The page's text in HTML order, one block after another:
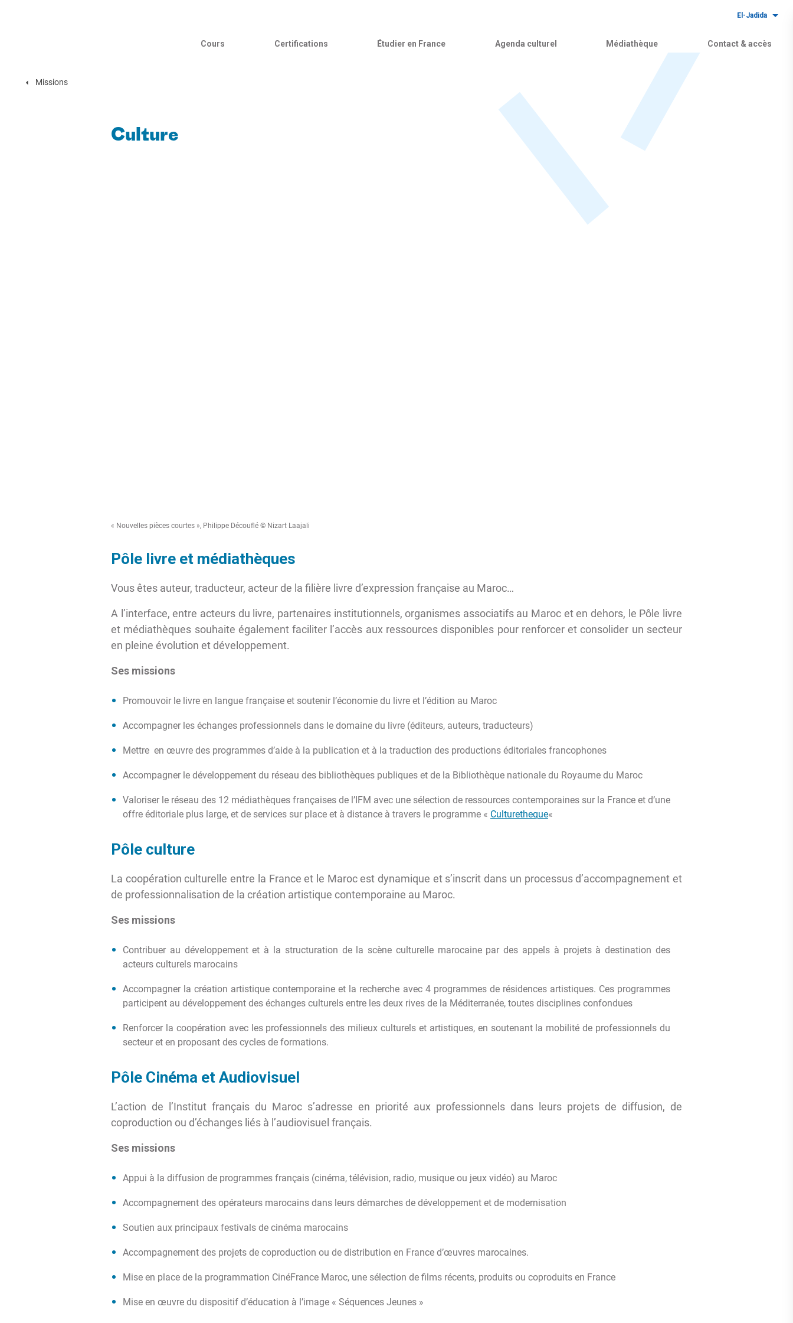
El-Jadida
Cours Certifications Étudier en France Agenda culturel Médiathèque Contact & accès
Missions
Culture
« Nouvelles pièces courtes », Philippe Découflé © Nizart Laajali
Pôle livre et médiathèques
Vous êtes auteur, traducteur, acteur de la filière livre d’expression française au Maroc…
A l’interface, entre acteurs du livre, partenaires institutionnels, organismes associatifs au Maroc et en dehors, le Pôle livre
et médiathèques souhaite également faciliter l’accès aux ressources disponibles pour renforcer et consolider un secteur
en pleine évolution et développement.
Ses missions
Promouvoir le livre en langue française et soutenir l’économie du livre et l’édition au Maroc
Accompagner les échanges professionnels dans le domaine du livre (éditeurs, auteurs, traducteurs)
Mettre en œuvre des programmes d’aide à la publication et à la traduction des productions éditoriales francophones
Accompagner le développement du réseau des bibliothèques publiques et de la Bibliothèque nationale du Royaume du Maroc
Valoriser le réseau des 12 médiathèques françaises de l’IFM avec une sélection de ressources contemporaines sur la France et d’une
offre éditoriale plus large, et de services sur place et à distance à travers le programme « Culturetheque«
Pôle culture
La coopération culturelle entre la France et le Maroc est dynamique et s’inscrit dans un processus d’accompagnement et
de professionnalisation de la création artistique contemporaine au Maroc.
Ses missions
Contribuer au développement et à la structuration de la scène culturelle marocaine par des appels à projets à destination des
acteurs culturels marocains
Accompagner la création artistique contemporaine et la recherche avec 4 programmes de résidences artistiques. Ces programmes
participent au développement des échanges culturels entre les deux rives de la Méditerranée, toutes disciplines confondues
Renforcer la coopération avec les professionnels des milieux culturels et artistiques, en soutenant la mobilité de professionnels du
secteur et en proposant des cycles de formations.
Pôle Cinéma et Audiovisuel
L’action de l’Institut français du Maroc s’adresse en priorité aux professionnels dans leurs projets de diffusion, de
coproduction ou d’échanges liés à l’audiovisuel français.
Ses missions
Appui à la diffusion de programmes français (cinéma, télévision, radio, musique ou jeux vidéo) au Maroc
Accompagnement des opérateurs marocains dans leurs démarches de développement et de modernisation
Soutien aux principaux festivals de cinéma marocains
Accompagnement des projets de coproduction ou de distribution en France d’œuvres marocaines.
Mise en place de la programmation CinéFrance Maroc, une sélection de films récents, produits ou coproduits en France
Mise en œuvre du dispositif d’éducation à l’image « Séquences Jeunes »